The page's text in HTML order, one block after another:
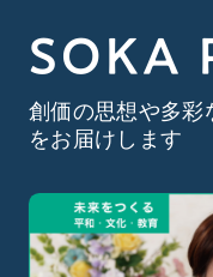
SOKA
創価の思想や多彩
をお届けします